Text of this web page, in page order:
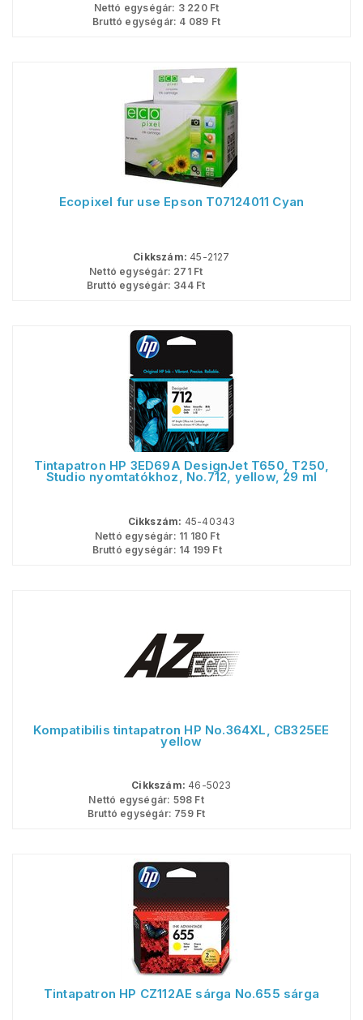
Nettó egységár: 3 220Ft
Bruttó egységár: 4 089 Ft
Ecopixel fur use Epson T07124011 Cyan
Cikkszám: 45-2127
Nettó egységár: 271Ft
Bruttó egységár: 344Ft
Tintapatron HP 3ED69A DesignJet T650, T250,
Studio nyomtatókhoz, No.712, yellow, 29 ml
Cikkszám: 45-40343
Nettó egységár: 11 180 Ft
Bruttó egységár: 14 199 Ft
Kompatibilis tintapatron HP No.364XL, CB325EE
yellow
Cikkszám: 46-5023
Nettó egységár: 598 Ft
Bruttó egységár: 759Ft
Tintapatron HP CZ112AE sárga No.655 sárga